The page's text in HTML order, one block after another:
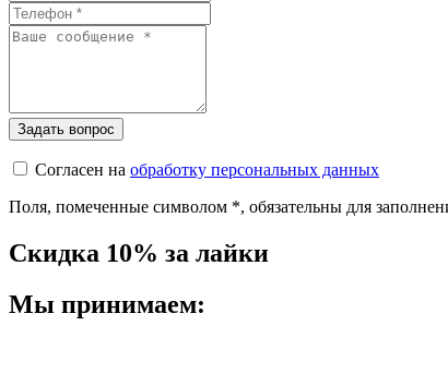
Согласен на обработку персональных данных
Поля, помеченные символом *, обязательны для
Скидка 10% за лайки
Мы принимаем: